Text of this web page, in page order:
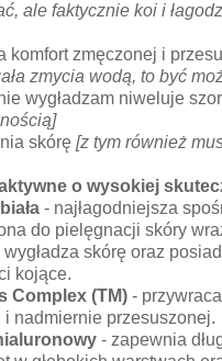
ale faktycznie koi i
komfort zmęczonej i
zmycia wodą, to być
wygładzam niweluje
skórę [z tym również
o wysokiej
- najłagodniejsza
do pielęgnacji skóry
skórę oraz
kojące.
Complex (TM) -
i nadmiernie przesuszonej.
- zapewnia